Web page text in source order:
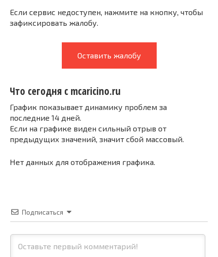
Если сервис недоступен, нажмите на кнопку, чтобы
зафиксировать жалобу.
Оставить жалобу
Что сегодня с mcaricino.ru
График показывает динамику проблем за
последние 14 дней.
Если на графике виден сильный отрыв от
предыдущих значений, значит сбой массовый.
Нет данных для отображения графика.
Подписаться